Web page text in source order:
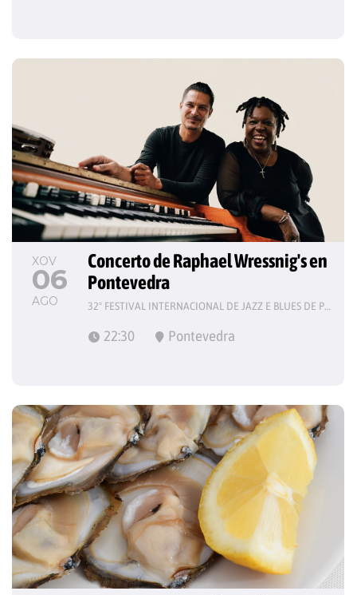
XOV
06
AGO
Concerto de Raphael Wressnig's en
Pontevedra
32º FESTIVAL INTERNACIONAL DE JAZZ E BLUES DE PONTEVEDRA
22:30 Pontevedra